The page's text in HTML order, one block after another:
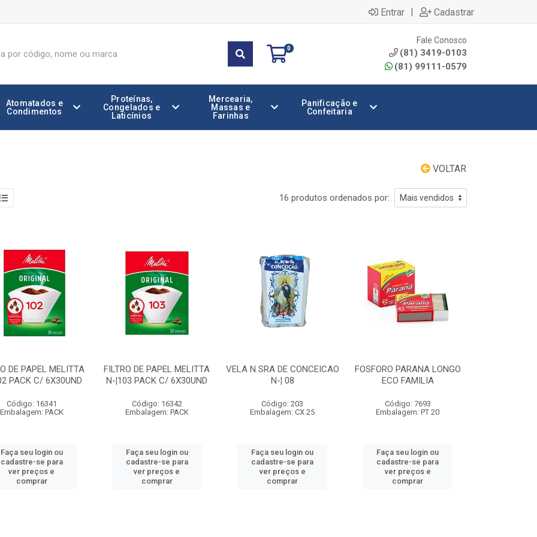
Entrar | Cadastrar
0
Fale Conosco
(81) 3419-0103
(81) 99111-0579
Atomatados e
Condimentos
Proteínas,
Congelados e
Laticínios
Mercearia,
Massas e
Farinhas
Panificação e
Confeitaria
VOLTAR
16 produtos ordenados por:
DE PAPEL MELITTA
PACK C/ 6X30UND
Código: 16341
Embalagem: PACK
Faça seu login ou
cadastre-se para
ver preços e
comprar
FILTRO DE PAPEL MELITTA
N-¦103 PACK C/ 6X30UND
Código: 16342
Embalagem: PACK
Faça seu login ou
cadastre-se para
ver preços e
comprar
VELA N SRA DE CONCEICAO
N-¦ 08
Código: 203
Embalagem: CX 25
Faça seu login ou
cadastre-se para
ver preços e
comprar
FOSFORO PARANA LONGO
ECO FAMILIA
Código: 7693
Embalagem: PT 20
Faça seu login ou
cadastre-se para
ver preços e
comprar